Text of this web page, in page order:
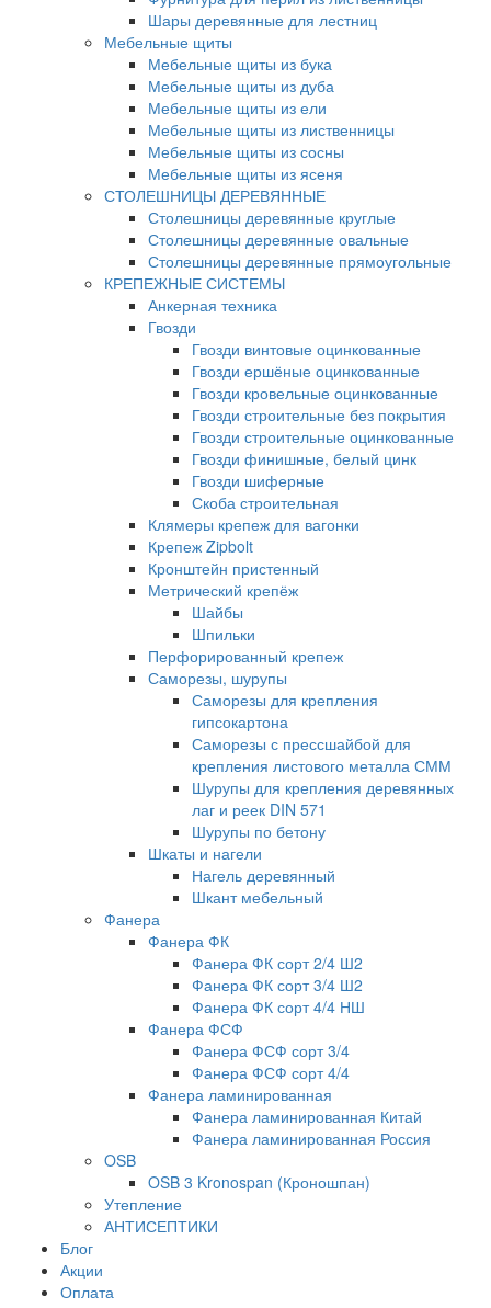
Шары деревянные для лестниц
Мебельные щиты
Мебельные щиты из бука
Мебельные щиты из дуба
Мебельные щиты из ели
Мебельные щиты из лиственницы
Мебельные щиты из сосны
Мебельные щиты из ясеня
СТОЛЕШНИЦЫ ДЕРЕВЯННЫЕ
Столешницы деревянные круглые
Столешницы деревянные овальные
Столешницы деревянные прямоугольные
КРЕПЕЖНЫЕ СИСТЕМЫ
Анкерная техника
Гвозди
Гвозди винтовые оцинкованные
Гвозди ершёные оцинкованные
Гвозди кровельные оцинкованные
Гвозди строительные без покрытия
Гвозди строительные оцинкованные
Гвозди финишные, белый цинк
Гвозди шиферные
Скоба строительная
Клямеры крепеж для вагонки
Крепеж Zipbolt
Кронштейн пристенный
Метрический крепёж
Шайбы
Шпильки
Перфорированный крепеж
Саморезы, шурупы
Саморезы для крепления
гипсокартона
Саморезы с прессшайбой для
крепления листового металла СММ
Шурупы для крепления деревянных
лаг и реек DIN 571
Шурупы по бетону
Шкаты и нагели
Нагель деревянный
Шкант мебельный
Фанера
Фанера ФК
Фанера ФК сорт 2/4 Ш2
Фанера ФК сорт 3/4 Ш2
Фанера ФК сорт 4/4 НШ
Фанера ФСФ
Фанера ФСФ сорт 3/4
Фанера ФСФ сорт 4/4
Фанера ламинированная
Фанера ламинированная Китай
Фанера ламинированная Россия
OSB
OSB 3 Kronospan (Кроношпан)
Утепление
АНТИСЕПТИКИ
Блог
Акции
Оплата